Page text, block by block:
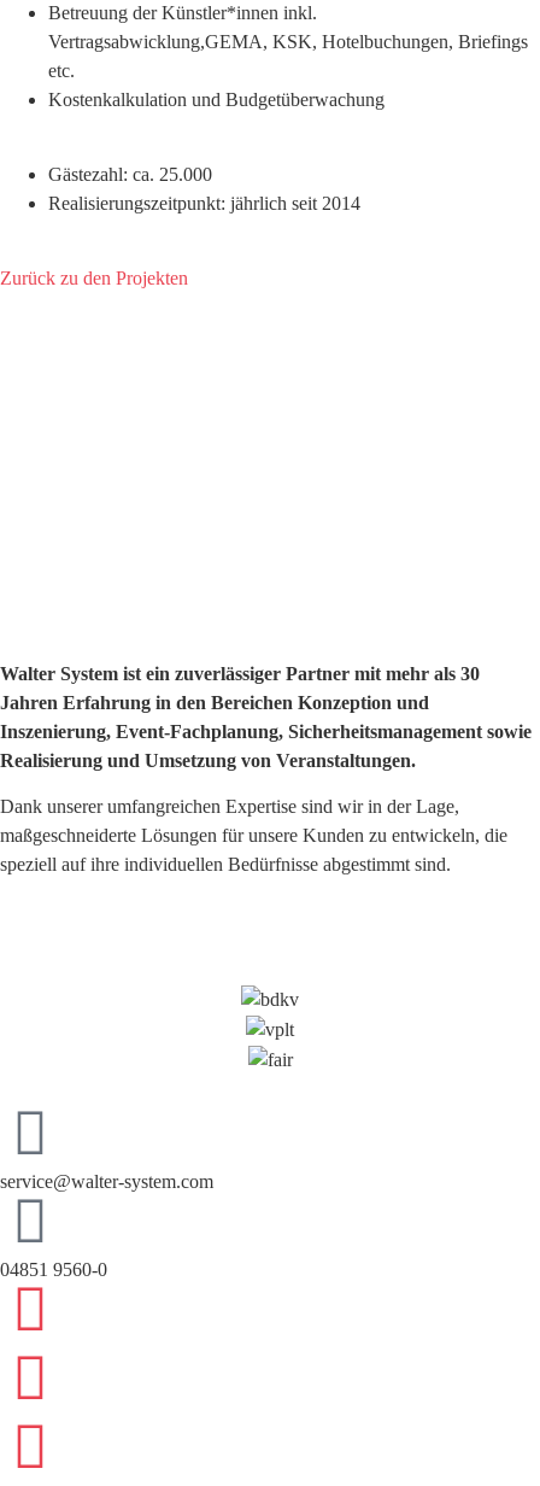
Betreuung der Künstler*innen inkl.
Vertragsabwicklung,GEMA, KSK, Hotelbuchungen, Briefings
etc.
Kostenkalkulation und Budgetüberwachung
Gästezahl: ca. 25.000
Realisierungszeitpunkt: jährlich seit 2014
Zurück zu den Projekten
Walter System ist ein zuverlässiger Partner mit mehr als 30
Jahren Erfahrung in den Bereichen Konzeption und
Inszenierung, Event-Fachplanung, Sicherheitsmanagement sowie
Realisierung und Umsetzung von Veranstaltungen.
Dank unserer umfangreichen Expertise sind wir in der Lage,
maßgeschneiderte Lösungen für unsere Kunden zu entwickeln, die
speziell auf ihre individuellen Bedürfnisse abgestimmt sind.
service@walter-system.com
04851 9560-0